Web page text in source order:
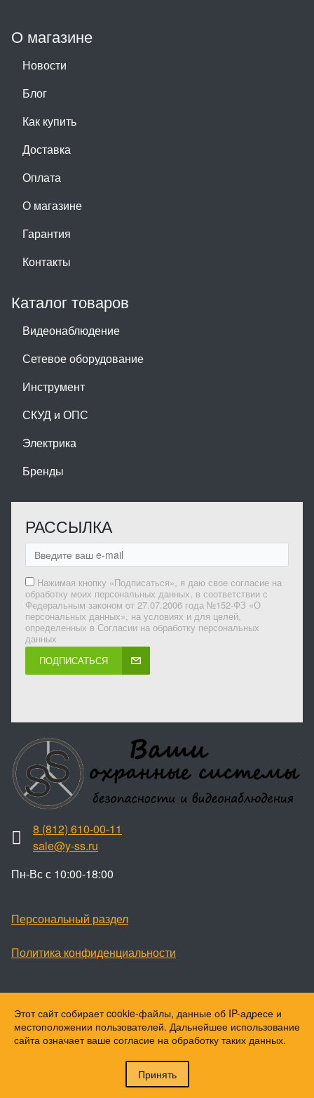
О магазине
Новости
Блог
Как купить
Доставка
Оплата
О магазине
Гарантия
Контакты
Каталог товаров
Видеонаблюдение
Сетевое оборудование
Инструмент
СКУД и ОПС
Электрика
Бренды
РАССЫЛКА
Нажимая кнопку «Подписаться», я даю свое согласие на
обработку моих персональных данных, в соответствии с
Федеральным законом от 27.07.2006 года №152-ФЗ «О
персональных данных», на условиях и для целей,
определенных в Согласии на обработку персональных
данных
ПОДПИСАТЬСЯ
8 (812) 610-00-11
sale@y-ss.ru
Пн-Вс с 10:00-18:00
Персональный раздел
Политика конфиденциальности
Наверх
© Ваши охранные системы, 2026
Этот сайт собирает cookie-файлы, данные об IP-адресе и
местоположении пользователей. Дальнейшее использование
сайта означает ваше согласие на обработку таких данных.
Принять